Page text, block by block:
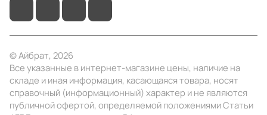
© Айбрат, 2026
Все указанные в интернет-магазине цены, наличие на
складе и иная информация, касающаяся товара, носят
справочный (информационный) характер и не являются
публичной офертой, определяемой положениями Статьи